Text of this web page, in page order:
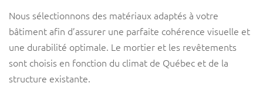
Nous sélectionnons des matériaux adaptés à votre
bâtiment afin d’assurer une parfaite cohérence visuelle et
une durabilité optimale. Le mortier et les revêtements
sont choisis en fonction du climat de Québec et de la
structure existante.